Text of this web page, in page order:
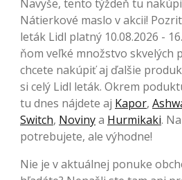
Navyše, tento týždeň tu
Nátierkové maslo v akcii!
leták Lidl platný 10.08.2026 -
ňom veľké množstvo skvelých
chcete nakúpiť aj ďalšie
si celý Lidl leták. Okrem
tu dnes nájdete aj Kapor,
Switch, Novinya Hurmikaki.
potrebujete, ale výhodne!
Nie je v aktuálnej ponuke